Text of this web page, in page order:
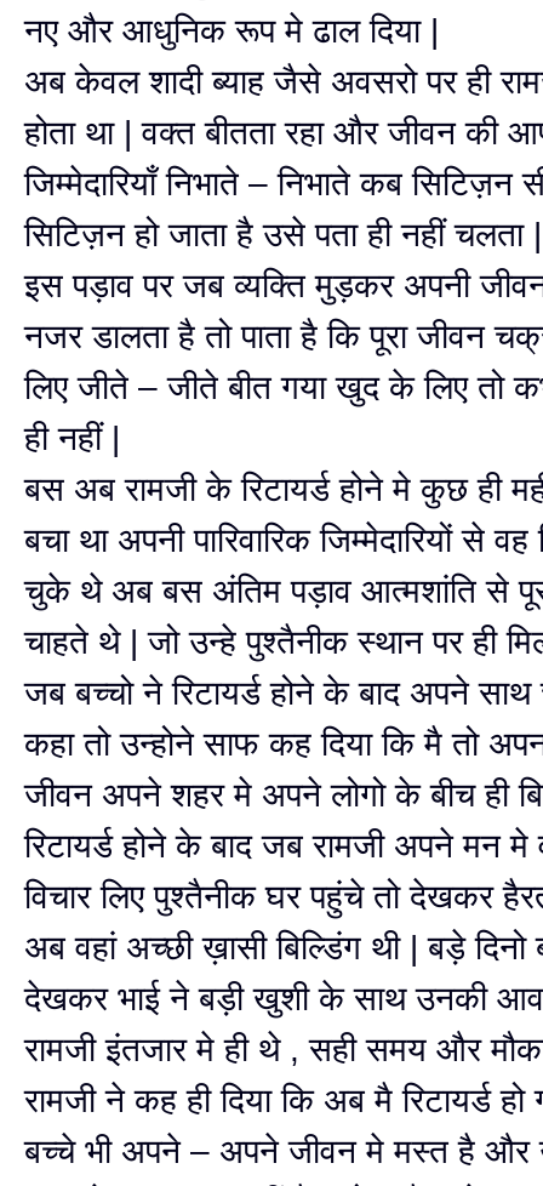
नए और आधुनिक रूप मे ढाल दिया |
अब केवल शादी ब्याह जैसे अवसरो पर ही
होता था | वक्त बीतता रहा और जीवन की
जिम्मेदारियाँ निभाते – निभाते कब सिटिज़न
सिटिज़न हो जाता है उसे पता ही नहीं चलता
इस पड़ाव पर जब व्यक्ति मुड़कर अपनी जीवन
नजर डालता है तो पाता है कि पूरा जीवन
लिए जीते – जीते बीत गया खुद के लिए तो
ही नहीं |
बस अब रामजी के रिटायर्ड होने मे कुछ ही
बचा था अपनी पारिवारिक जिम्मेदारियों से वह
चुके थे अब बस अंतिम पड़ाव आत्मशांति से
चाहते थे | जो उन्हे पुश्तैनीक स्थान पर ही
जब बच्चो ने रिटायर्ड होने के बाद अपने
कहा तो उन्होने साफ कह दिया कि मै तो
जीवन अपने शहर मे अपने लोगो के बीच ही
रिटायर्ड होने के बाद जब रामजी अपने मन
विचार लिए पुश्तैनीक घर पहुंचे तो देखकर
अब वहां अच्छी ख़ासी बिल्डिंग थी | बड़े दिनो
देखकर भाई ने बड़ी खुशी के साथ उनकी
रामजी इंतजार मे ही थे , सही समय और
रामजी ने कह ही दिया कि अब मै रिटायर्ड
बच्चे भी अपने – अपने जीवन मे मस्त है और